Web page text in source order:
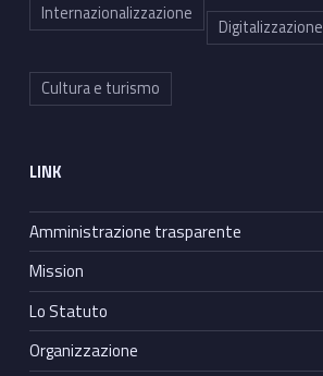
Internazionalizzazione
Digitalizzazione
Cultura e turismo
LINK
Amministrazione trasparente
Mission
Lo Statuto
Organizzazione